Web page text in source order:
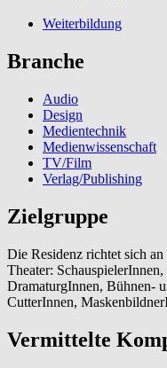
Weiterbildung
Branche
Audio
Design
Medientechnik
Medienwissenschaft
TV/Film
Verlag/Publishing
Zielgruppe
Die Residenz richtet sich
Theater:
DramaturgInnen, Bühnen-
CutterInnen,
Vermittelte